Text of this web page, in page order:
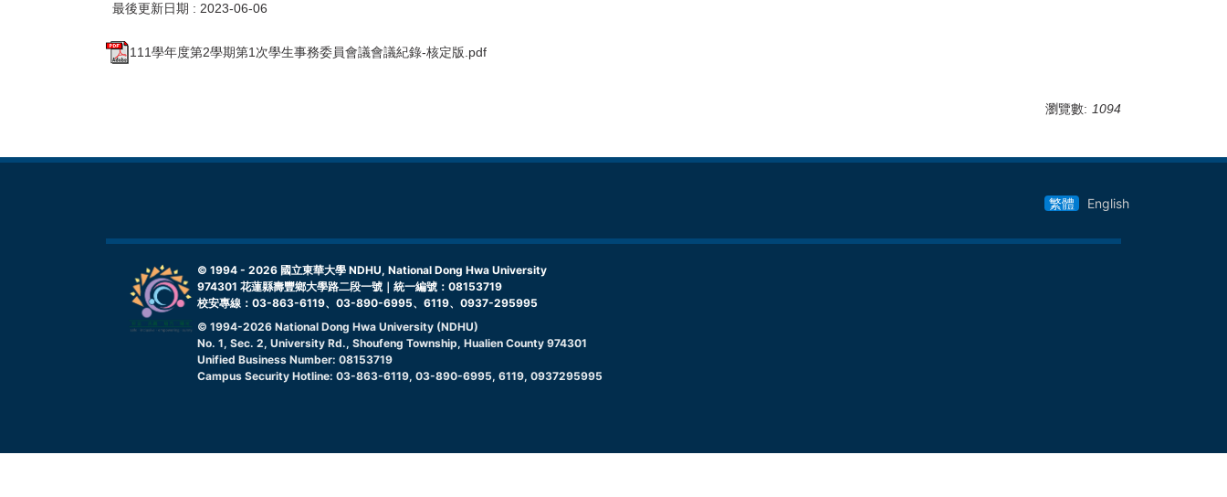
最後更新日期 : 2023-06-06
111學年度第2學期第1次學生事務委員會議會議紀錄-核定版.pdf
瀏覽數: 1094
繁體 English
© 1994 - 2026 國立東華大學 NDHU, National Dong Hwa University
974301 花蓮縣壽豐鄉大學路二段一號｜統一編號：08153719
校安專線：03-863-6119、03-890-6995、6119、0937-295995
© 1994-2026 National Dong Hwa University (NDHU)
No. 1, Sec. 2, University Rd., Shoufeng Township, Hualien County 974301
Unified Business Number: 08153719
Campus Security Hotline: 03-863-6119, 03-890-6995, 6119, 0937295995